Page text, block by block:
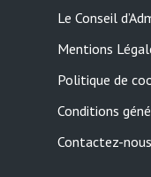
Le Conseil
Mentions
Politique de
Conditions
Contactez-nous